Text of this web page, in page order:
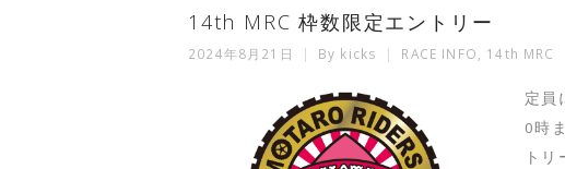
14th MRC 枠数限定エントリー
2024年8月21日 By kicks RACE INFO 14th MRC
定員
0時
ト